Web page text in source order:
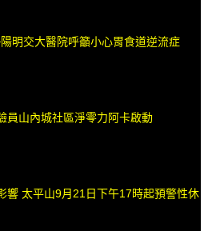
明交大醫院呼籲小心胃食道逆流症
員山內城社區淨零力阿卡啟動
響 太平山9月21日下午17時起預警性休